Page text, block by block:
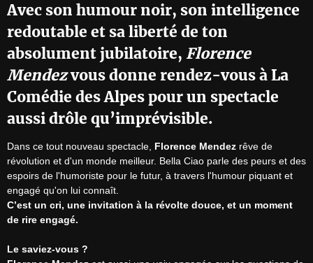
Avec son humour noir, son intelligence
redoutable et sa liberté de ton
absolument jubilatoire, Florence
Mendezvous donne rendez-vous à La
Comédie des Alpes pour un spectacle
aussi drôle qu’imprévisible.
Dans ce tout nouveau spectacle, Florence Mendez rêve de
révolution et d'un monde meilleur. Bella Ciao parle des peurs et des
espoirs de l'humoriste pour le futur, à travers l'humour piquant et
C’est un cri, une invitation à la révolte douce, et un moment
de rire engagé.
Le saviez-vous ?